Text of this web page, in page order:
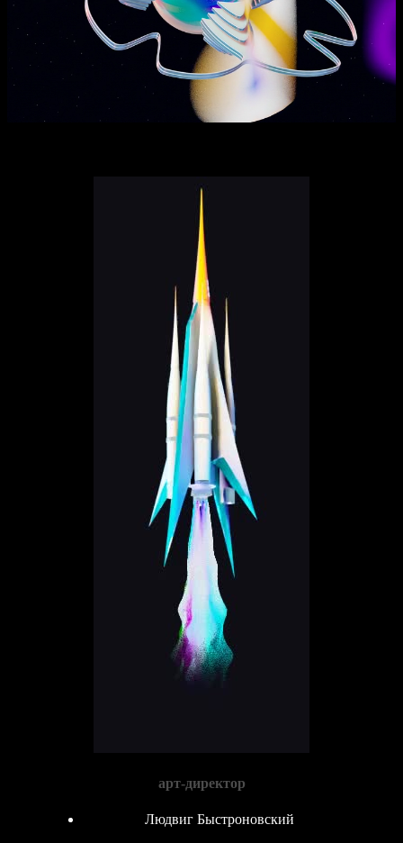
арт-директор
Людвиг Быстроновский